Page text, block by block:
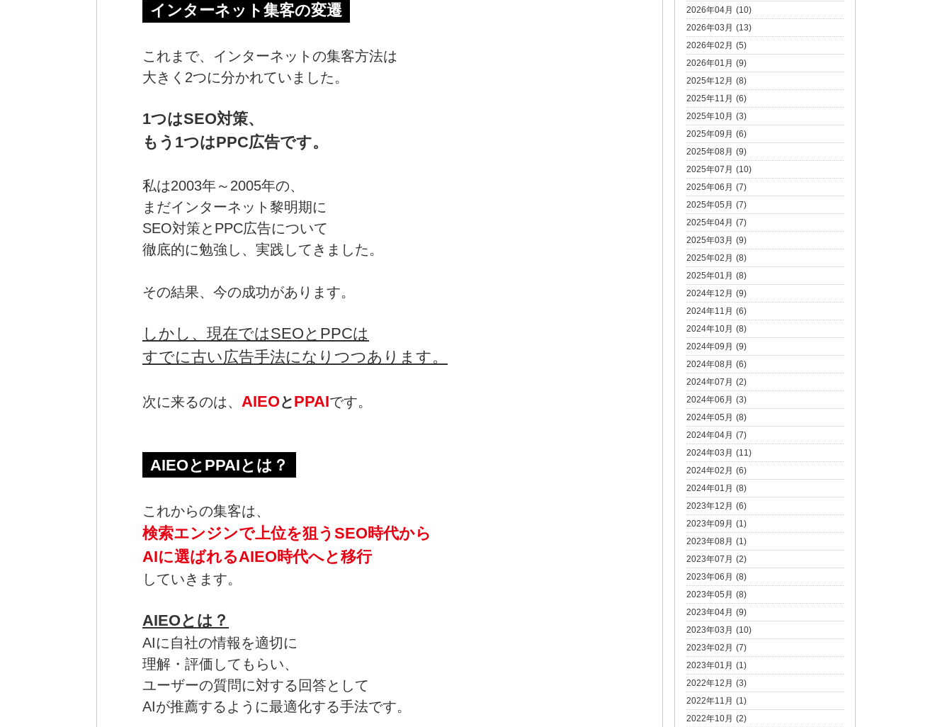
インターネット集客の変遷
これまで、インターネットの集客方法は
大きく2つに分かれていました。
1つはSEO対策、
もう1つはPPC広告です。
私は2003年～2005年の、
まだインターネット黎明期に
SEO対策とPPC広告について
徹底的に勉強し、実践してきました。
その結果、今の成功があります。
しかし、 現在ではSEOとPPCは
すでに古い広告手法になりつつあります。
次に来るのは、 AIEOとPPAIです。
AIEOとPPAIとは？
これからの集客は、
検索エンジンで上位を狙うSEO時代から
AIに選ばれるAIEO時代へと移行
していきます。
AIEOとは？
AIに自社の情報を適切に
理解・評価してもらい、
ユーザーの質問に対する回答として
AIが推薦するように最適化する手法です。
2026年04月 (10)
2026年03月 (13)
2026年02月 (5)
2026年01月 (9)
2025年12月 (8)
2025年11月 (6)
2025年10月 (3)
2025年09月 (6)
2025年08月 (9)
2025年07月 (10)
2025年06月 (7)
2025年05月 (7)
2025年04月 (7)
2025年03月 (9)
2025年02月 (8)
2025年01月 (8)
2024年12月 (9)
2024年11月 (6)
2024年10月 (8)
2024年09月 (9)
2024年08月 (6)
2024年07月 (2)
2024年06月 (3)
2024年05月 (8)
2024年04月 (7)
2024年03月 (11)
2024年02月 (6)
2024年01月 (8)
2023年12月 (6)
2023年09月 (1)
2023年08月 (1)
2023年07月 (2)
2023年06月 (8)
2023年05月 (8)
2023年04月 (9)
2023年03月 (10)
2023年02月 (7)
2023年01月 (1)
2022年12月 (3)
2022年11月 (1)
2022年10月 (2)